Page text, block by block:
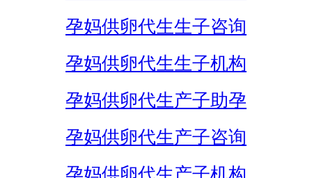
孕妈供卵代生生子咨询
孕妈供卵代生生子机构
孕妈供卵代生产子助孕
孕妈供卵代生产子咨询
孕妈供卵代生产子机构